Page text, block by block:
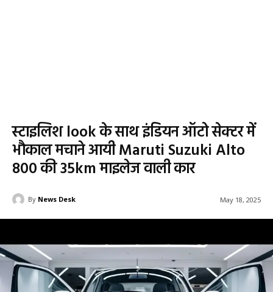
स्टाइलिश look के साथ इंडियन ऑटो सेक्टर में
भौकाल मचाने आयी Maruti Suzuki Alto
800 की 35km माइलेज वाली कार
By News Desk May 18, 2025